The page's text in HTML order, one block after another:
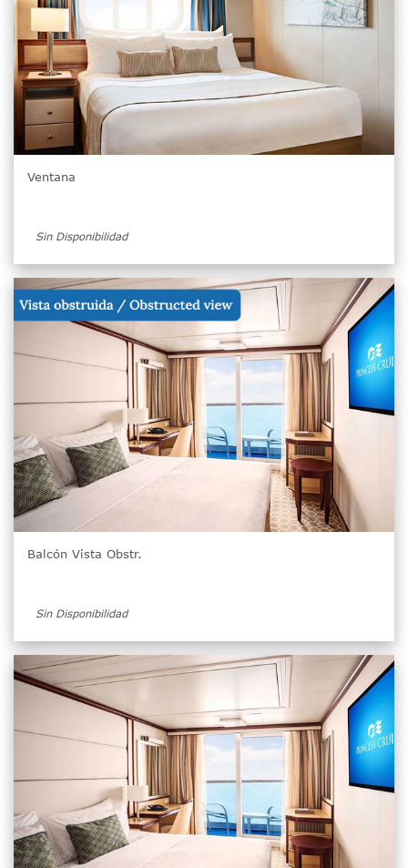
Ventana
Sin Disponibilidad
Balcón Vista Obstr.
Sin Disponibilidad